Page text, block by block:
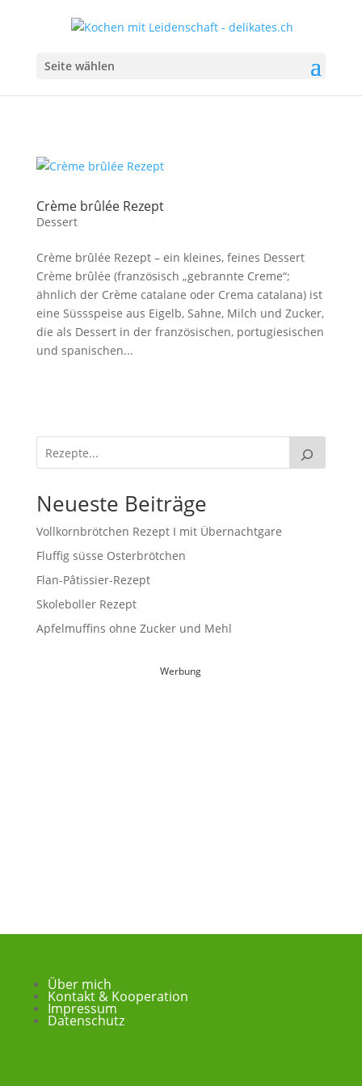
Seite wählen
Crème brûlée Rezept
Dessert
Crème brûlée Rezept – ein kleines, feines Dessert
Crème brûlée (französisch „gebrannte Creme“;
ähnlich der Crème catalane oder Crema catalana) ist
eine Süssspeise aus Eigelb, Sahne, Milch und Zucker,
die als Dessert in der französischen, portugiesischen
und spanischen...
Neueste Beiträge
Vollkornbrötchen Rezept I mit Übernachtgare
Fluffig süsse Osterbrötchen
Flan-Pâtissier-Rezept
Skoleboller Rezept
Apfelmuffins ohne Zucker und Mehl
Werbung
Über mich
Kontakt & Kooperation
Impressum
Datenschutz